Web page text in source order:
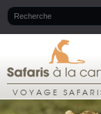
VOYAGE